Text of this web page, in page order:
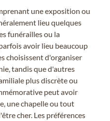
une exposition ou
lieu quelques
funérailles ou la
avoir lieu beaucoup
choisissent d'organiser
tandis que d'autres
plus discrète ou
peut avoir
une chapelle ou tout
cher. Les préférences